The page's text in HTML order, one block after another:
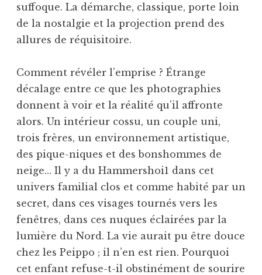
suffoque. La démarche, classique, porte loin
de la nostalgie et la projection prend des
allures de réquisitoire.
Comment révéler l’emprise ? Étrange
décalage entre ce que les photographies
donnent à voir et la réalité qu’il affronte
alors. Un intérieur cossu, un couple uni,
trois frères, un environnement artistique,
des pique-niques et des bonshommes de
neige… Il y a du Hammershoi1 dans cet
univers familial clos et comme habité par un
secret, dans ces visages tournés vers les
fenêtres, dans ces nuques éclairées par la
lumière du Nord. La vie aurait pu être douce
chez les Peippo ; il n’en est rien. Pourquoi
cet enfant refuse-t-il obstinément de sourire